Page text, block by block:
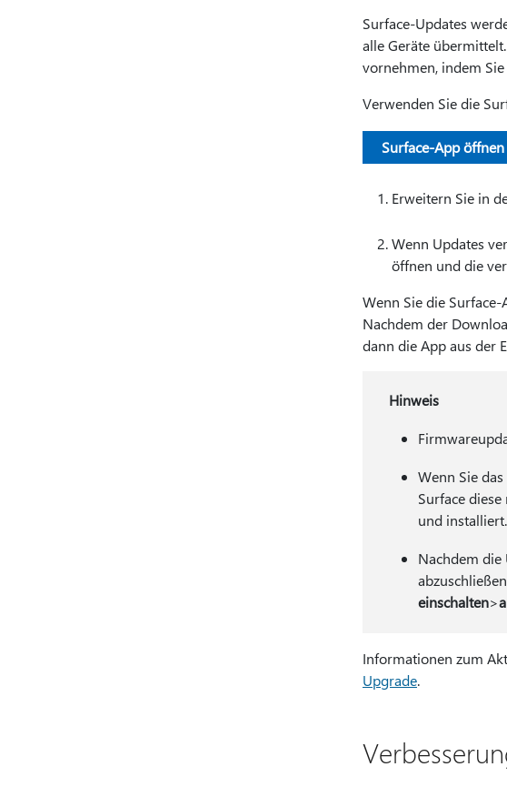
Surface-Updates
alle Geräte
vornehmen, indem
Verwenden Sie die
Surface-App öffnen
Erweitern Sie in
Wenn Updates
öffnen und die
Wenn Sie die
Nachdem der
dann die App aus der
Hinweis
Wenn Sie
Surface
und installiert.
Nachdem die
einschalten>
Informationen zum
Upgrade.